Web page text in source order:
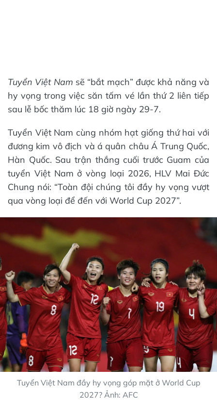
Tuyển Việt Nam sẽ “bắt mạch” được khả năng và
hy vọng trong việc săn tấm vé lần thứ 2 liên tiếp
sau lễ bốc thăm lúc 18 giờ ngày 29-7.
Tuyển Việt Nam cùng nhóm hạt giống thứ hai với
đương kim vô địch và á quân châu Á Trung Quốc,
Hàn Quốc. Sau trận thắng cuối trước Guam của
tuyển Việt Nam ở vòng loại 2026, HLV Mai Đức
Chung nói: “Toàn đội chúng tôi đầy hy vọng vượt
qua vòng loại để đến với World Cup 2027”.
Tuyển Việt Nam đầy hy vọng góp mặt ở World Cup
2027? Ảnh: AFC